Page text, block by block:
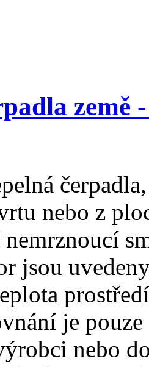
země
nebo z
nemrznoucí
jsou
je
nebo